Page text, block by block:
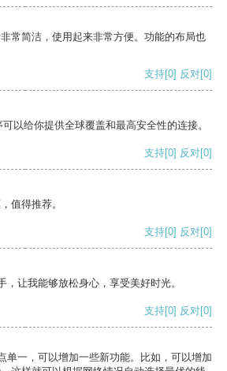
常简洁，使用起来非常方便。功能的布局也
支持[0] 反对[0]
以给你提供全球覆盖和最高安全性的连接。
支持[0] 反对[0]
值得推荐。
支持[0] 反对[0]
，让我能够放松身心，享受美好时光。
支持[0] 反对[0]
单一，可以增加一些新功能。比如，可以增加